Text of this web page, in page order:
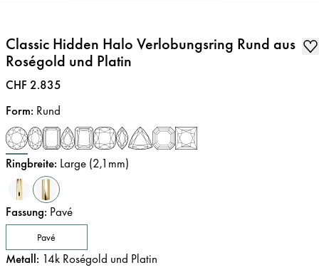
Classic Hidden Halo Verlobungsring Rund aus
Roségold und Platin
Preis
CHF 2.835
Form: Rund
Ringbreite: Large (2,1mm)
Fassung: Pavé
Pavé
Metall: 14k Roségold und Platin